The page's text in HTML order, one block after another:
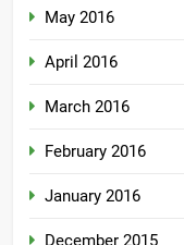
May 2016
April 2016
March 2016
February 2016
January 2016
December 2015